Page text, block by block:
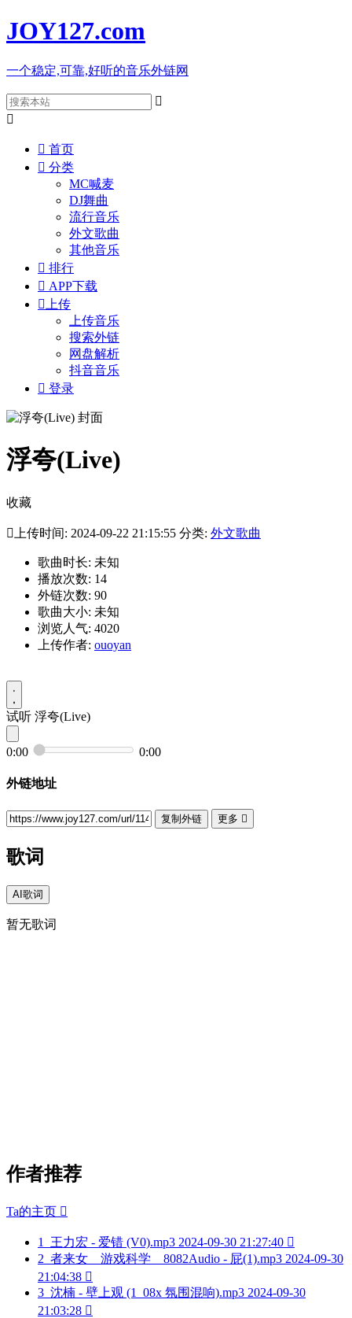
JOY127.com
一个稳定,可靠,好听的音乐外链网


 首页
 分类
MC喊麦
DJ舞曲
流行音乐
外文歌曲
其他音乐
 排行
 APP下载
 上传
上传音乐
搜索外链
网盘解析
抖音音乐
 登录
浮夸(Live)
收藏
 上传时间: 2024-09-22 21:15:55 分类: 外文歌曲
歌曲时长: 未知
播放次数: 14
外链次数: 90
歌曲大小: 未知
浏览人气: 4020
上传作者: ouoyan
试听 浮夸(Live)
0:00 0:00
外链地址
复制外链 更多 
歌词
AI歌词
暂无歌词
作者推荐
Ta的主页 
1 王力宏 - 爱错 (V0).mp3 2024-09-30 21:27:40 
2 者来女 _ 游戏科学 _ 8082Audio - 屁(1).mp3 2024-09-30
21:04:38 
3 沈楠 - 壁上观 (1_08x 氛围混响).mp3 2024-09-30
21:03:28 